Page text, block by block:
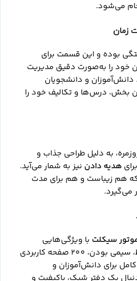
می‌شود.
زمان
بوده و این قسمت برای
خود را به‌صورت دقیق مدیریت
دانش‌آموزان و دانشجویان
بخش، درس‌ها و تکالیف خود را
به دلیل طراحی جذاب و
هدیه دادن نیز به شمار می‌آید.
هم زیباست و هم برای مدت
می‌گیرد.
با ویژگی‌هایی
همچون جلد سخت محافظ، سیمی بودن، 200 صفحه کاربردی
برای دانش‌آموزان و
یک دفتر شیک، باکیفیت و